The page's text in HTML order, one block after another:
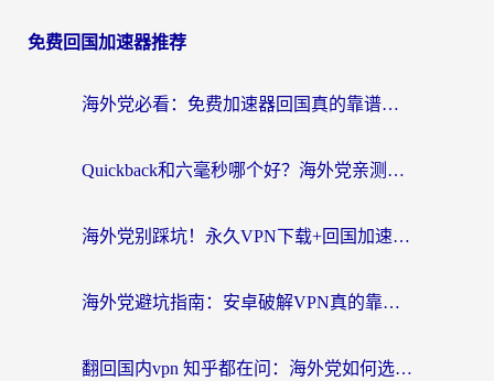
免费回国加速器推荐
海外党必看：免费加速器回国真的靠谱吗？3步教你选到好用的归雁替代
Quickback和六毫秒哪个好？海外党亲测：选对回国加速器，无缝刷剧办公不再愁
海外党别踩坑！永久VPN下载+回国加速器选择指南，无缝刷国内剧游戏支付
海外党避坑指南：安卓破解VPN真的靠谱吗？教你选对回国加速器无缝刷国内资源
翻回国内vpn 知乎都在问：海外党如何选对加速器，无缝刷剧打游戏？